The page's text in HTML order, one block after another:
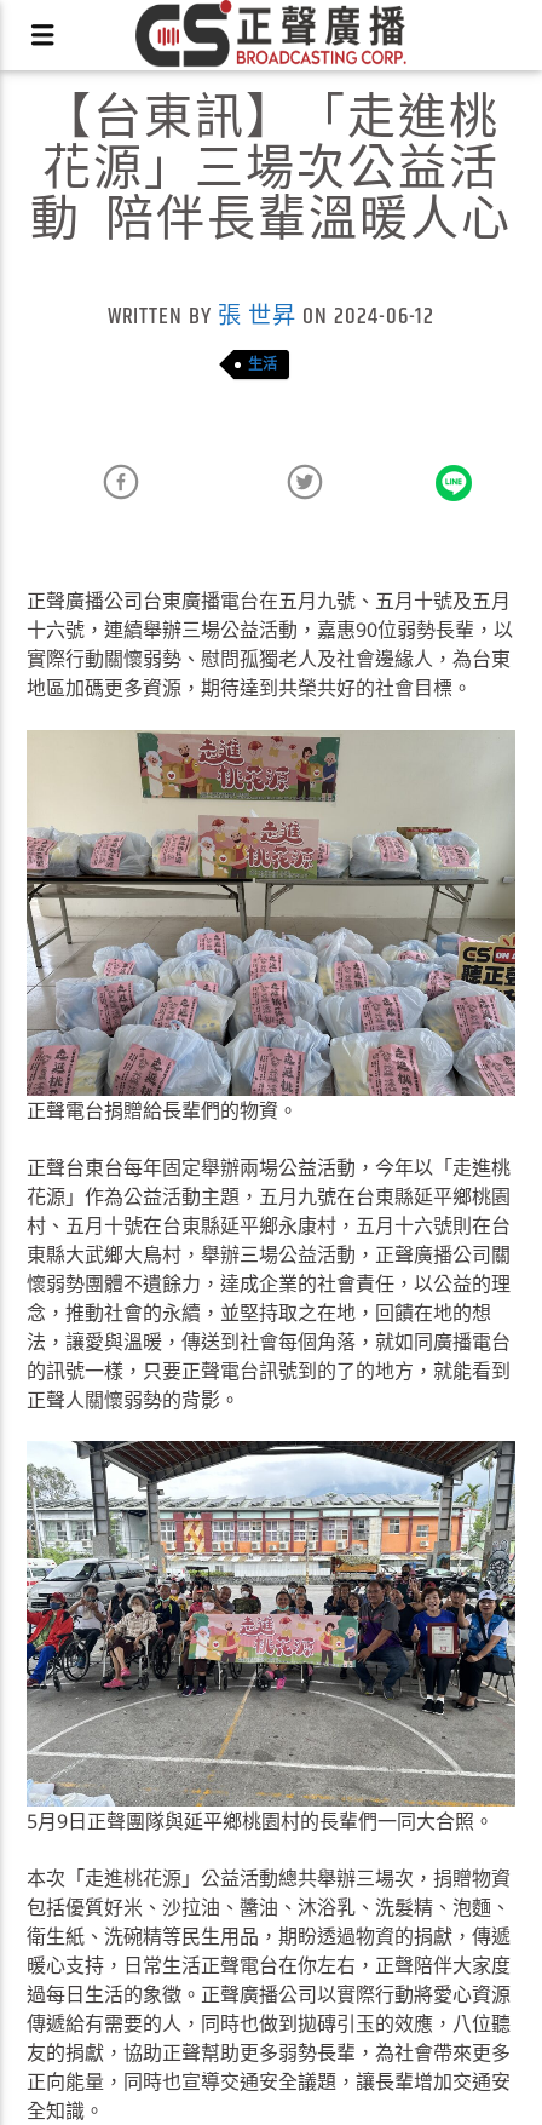
【台東訊】「走進桃
花源」三場次公益活
動 陪伴長輩溫暖人心
WRITTEN BY 張 世昇 ON 2024-06-12
生活
正聲廣播公司台東廣播電台在五月九號、五月十號及五月
十六號，連續舉辦三場公益活動，嘉惠90位弱勢長輩，以
實際行動關懷弱勢、慰問孤獨老人及社會邊緣人，為台東
地區加碼更多資源，期待達到共榮共好的社會目標。
正聲電台捐贈給長輩們的物資。
正聲台東台每年固定舉辦兩場公益活動，今年以「走進桃
花源」作為公益活動主題，五月九號在台東縣延平鄉桃園
村、五月十號在台東縣延平鄉永康村，五月十六號則在台
東縣大武鄉大鳥村，舉辦三場公益活動，正聲廣播公司關
懷弱勢團體不遺餘力，達成企業的社會責任，以公益的理
念，推動社會的永續，並堅持取之在地，回饋在地的想
法，讓愛與溫暖，傳送到社會每個角落，就如同廣播電台
的訊號一樣，只要正聲電台訊號到的了的地方，就能看到
正聲人關懷弱勢的背影。
5月9日正聲團隊與延平鄉桃園村的長輩們一同大合照。
本次「走進桃花源」公益活動總共舉辦三場次，捐贈物資
包括優質好米、沙拉油、醬油、沐浴乳、洗髮精、泡麵、
衛生紙、洗碗精等民生用品，期盼透過物資的捐獻，傳遞
暖心支持，日常生活正聲電台在你左右，正聲陪伴大家度
過每日生活的象徵。正聲廣播公司以實際行動將愛心資源
傳遞給有需要的人，同時也做到拋磚引玉的效應，八位聽
友的捐獻，協助正聲幫助更多弱勢長輩，為社會帶來更多
正向能量，同時也宣導交通安全議題，讓長輩增加交通安
全知識。